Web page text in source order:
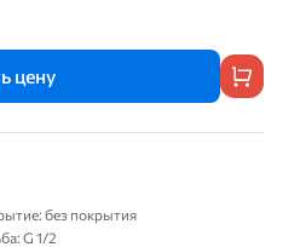
цену
без покрытия
G 1/2